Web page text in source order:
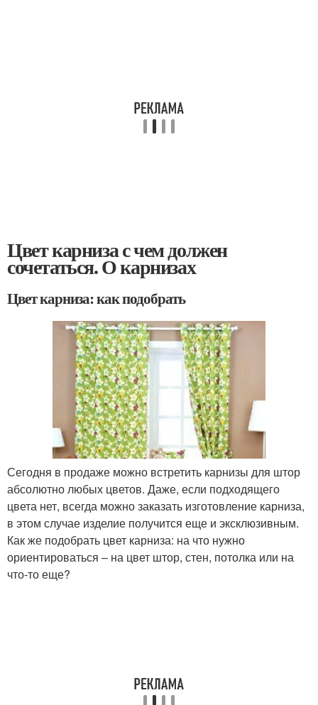
Цвет карниза с чем должен
сочетаться. О карнизах
Цвет карниза: как подобрать
Сегодня в продаже можно встретить карнизы для штор
абсолютно любых цветов. Даже, если подходящего
цвета нет, всегда можно заказать изготовление карниза,
в этом случае изделие получится еще и эксклюзивным.
Как же подобрать цвет карниза: на что нужно
ориентироваться – на цвет штор, стен, потолка или на
что-то еще?